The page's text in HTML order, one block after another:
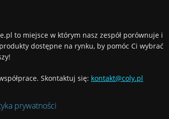
to miejsce w którym nasz zespół porównuje i
dostępne na rynku, by pomóc Ci wybrać
Skontaktuj się: kontakt@coly.pl
prywatności